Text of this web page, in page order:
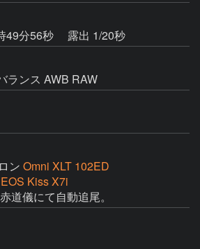
49分56秒
露出 1/20秒
ランス AWB RAW
ン Omni XLT 102ED
EOS Kiss X7i
道儀にて自動追尾。